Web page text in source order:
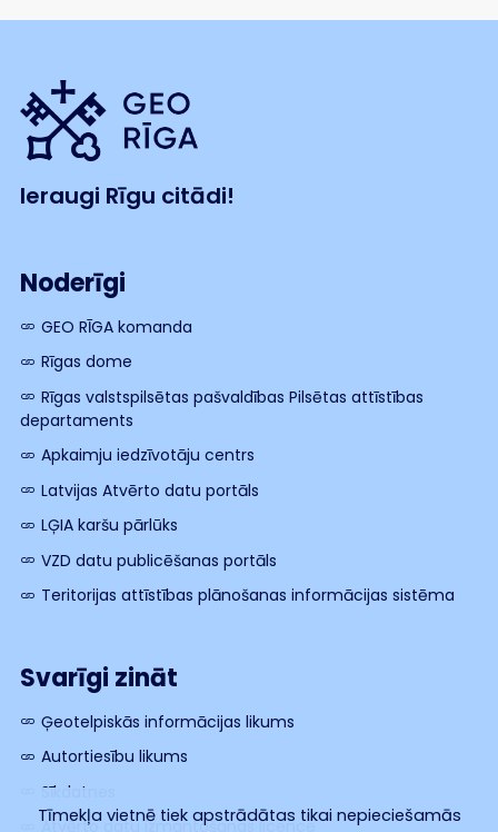
Ieraugi Rīgu citādi!
Noderīgi
GEO RĪGA komanda
Rīgas dome
Rīgas valstspilsētas pašvaldības Pilsētas attīstības
departaments
Apkaimju iedzīvotāju centrs
Latvijas Atvērto datu portāls
LĢIA karšu pārlūks
VZD datu publicēšanas portāls
Teritorijas attīstības plānošanas informācijas sistēma
Svarīgi zināt
Ģeotelpiskās informācijas likums
Autortiesību likums
Sīkdatnes
Atvērto datu izmantošanas licence
Tīmekļa vietnē tiek apstrādātas tikai nepieciešamās